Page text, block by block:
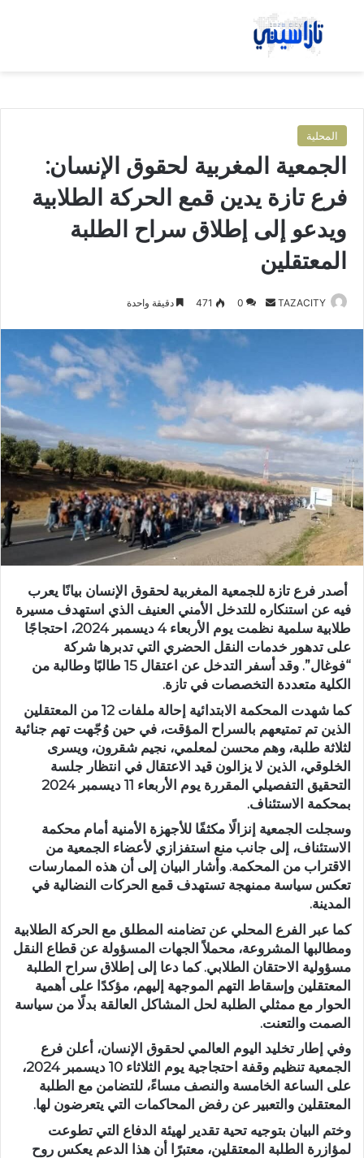
بحث عن
المحلية
الجمعية المغربية لحقوق الإنسان:
فرع تازة يدين قمع الحركة الطلابية
ويدعو إلى إطلاق سراح الطلبة
المعتقلين
TAZACITY
ر
ي
د
إ
ل
ك
ن
ي
ا
0
471 دقيقة واحدة
أصدر فرع تازة للجمعية المغربية لحقوق الإنسان بيانًا يعرب
فيه عن استنكاره للتدخل الأمني العنيف الذي استهدف مسيرة
طلابية سلمية نظمت يوم الأربعاء 4 ديسمبر 2024، احتجاجًا
على تدهور خدمات النقل الحضري التي تدبرها شركة
“فوغال”. وقد أسفر التدخل عن اعتقال 15 طالبًا وطالبة من
الكلية متعددة التخصصات في تازة.
كما شهدت المحكمة الابتدائية إحالة ملفات 12 من المعتقلين
الذين تم تمتيعهم بالسراح المؤقت، في حين وُجّهت تهم جنائية
لثلاثة طلبة، وهم محسن لمعلمي، نجيم شقرون، ويسرى
الخلوقي، الذين لا يزالون قيد الاعتقال في انتظار جلسة
التحقيق التفصيلي المقررة يوم الأربعاء 11 ديسمبر 2024
بمحكمة الاستئناف.
وسجلت الجمعية إنزالًا مكثفًا للأجهزة الأمنية أمام محكمة
الاستئناف، إلى جانب منع استفزازي لأعضاء الجمعية من
الاقتراب من المحكمة. وأشار البيان إلى أن هذه الممارسات
تعكس سياسة ممنهجة تستهدف قمع الحركات النضالية في
المدينة.
كما عبر الفرع المحلي عن تضامنه المطلق مع الحركة الطلابية
ومطالبها المشروعة، محملاً الجهات المسؤولة عن قطاع النقل
مسؤولية الاحتقان الطلابي. كما دعا إلى إطلاق سراح الطلبة
المعتقلين وإسقاط التهم الموجهة إليهم، مؤكدًا على أهمية
الحوار مع ممثلي الطلبة لحل المشاكل العالقة بدلًا من سياسة
الصمت والتعنت.
وفي إطار تخليد اليوم العالمي لحقوق الإنسان، أعلن فرع
الجمعية تنظيم وقفة احتجاجية يوم الثلاثاء 10 ديسمبر 2024،
على الساعة الخامسة والنصف مساءً، للتضامن مع الطلبة
المعتقلين والتعبير عن رفض المحاكمات التي يتعرضون لها.
وختم البيان بتوجيه تحية تقدير لهيئة الدفاع التي تطوعت
لمؤازرة الطلبة المعتقلين، معتبرًا أن هذا الدعم يعكس روح